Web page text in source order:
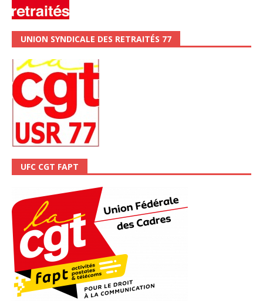
UNION SYNDICALE DES RETRAITÉS 77
UFC CGT FAPT